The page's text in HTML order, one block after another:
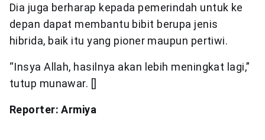
Dia juga berharap kepada pemerindah untuk ke
depan dapat membantu bibit berupa jenis
hibrida, baik itu yang pioner maupun pertiwi.
“Insya Allah, hasilnya akan lebih meningkat lagi,”
tutup munawar. []
Reporter: Armiya